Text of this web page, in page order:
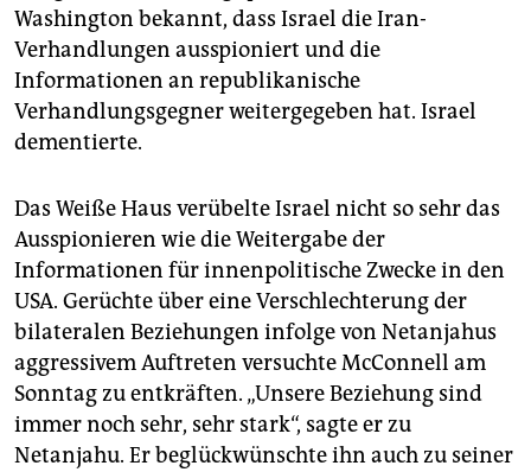
Washington bekannt, dass Israel die Iran-
Verhandlungen ausspioniert und die
Informationen an republikanische
Verhandlungsgegner weitergegeben hat. Israel
dementierte.
Das Weiße Haus verübelte Israel nicht so sehr das
Ausspionieren wie die Weitergabe der
Informationen für innenpolitische Zwecke in den
USA. Gerüchte über eine Verschlechterung der
bilateralen Beziehungen infolge von Netanjahus
aggressivem Auftreten versuchte McConnell am
Sonntag zu entkräften. „Unsere Beziehung sind
immer noch sehr, sehr stark“, sagte er zu
Netanjahu. Er beglückwünschte ihn auch zu seiner